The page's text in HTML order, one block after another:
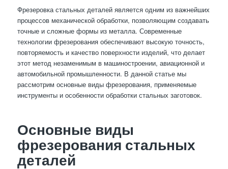
Фрезеровка стальных деталей является одним из важнейших
процессов механической обработки, позволяющим создавать
точные и сложные формы из металла. Современные
технологии фрезерования обеспечивают высокую точность,
повторяемость и качество поверхности изделий, что делает
этот метод незаменимым в машиностроении, авиационной и
автомобильной промышленности. В данной статье мы
рассмотрим основные виды фрезерования, применяемые
инструменты и особенности обработки стальных заготовок.
Основные виды
фрезерования стальных
деталей